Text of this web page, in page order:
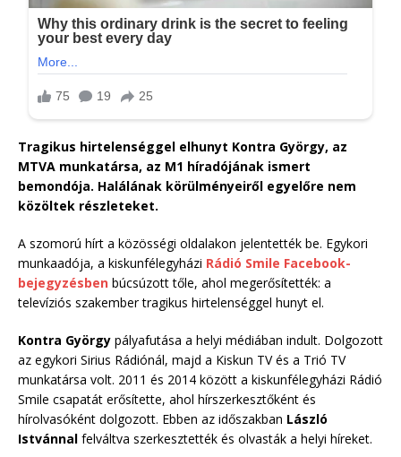
Tragikus hirtelenséggel elhunyt Kontra György, az
MTVA munkatársa, az M1 híradójának ismert
bemondója. Halálának körülményeiről egyelőre nem
közöltek részleteket.
A szomorú hírt a közösségi oldalakon jelentették be. Egykori
munkaadója, a kiskunfélegyházi Rádió Smile Facebook-
bejegyzésben búcsúzott tőle, ahol megerősítették: a
televíziós szakember tragikus hirtelenséggel hunyt el.
Kontra György pályafutása a helyi médiában indult. Dolgozott
az egykori Sirius Rádiónál, majd a Kiskun TV és a Trió TV
munkatársa volt. 2011 és 2014 között a kiskunfélegyházi Rádió
Smile csapatát erősítette, ahol hírszerkesztőként és
hírolvasóként dolgozott. Ebben az időszakban László
Istvánnal felváltva szerkesztették és olvasták a helyi híreket.